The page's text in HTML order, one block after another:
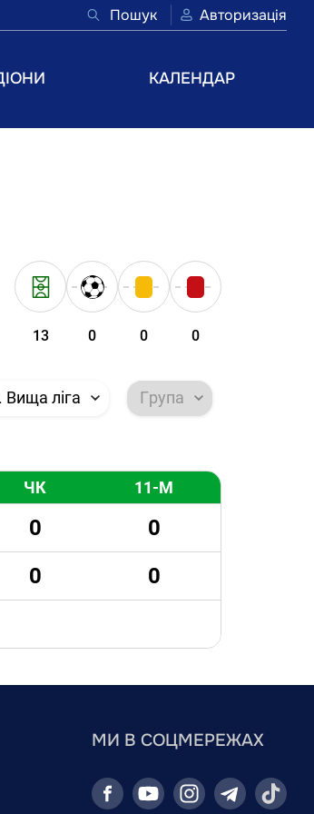
Пошук Авторизація
КАЛЕНДАР
13 0 0 0
Вища ліга Група
ЧК 11-М
0
0
0 0
МИ В СОЦМЕРЕЖАХ